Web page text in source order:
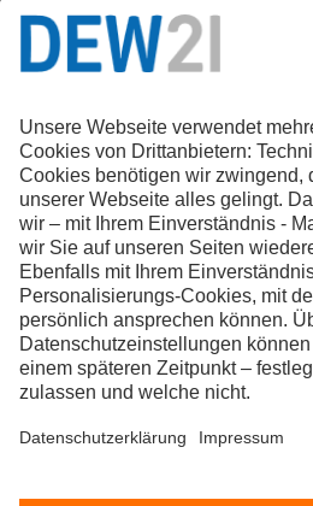
0231 22 22
Folgt uns auf